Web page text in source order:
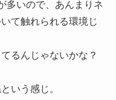
多いので、あんまりネ
て触れられる環境じ
るんじゃないかな？
いう感じ。